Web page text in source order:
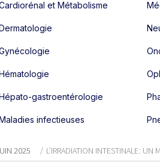
et Métabolisme
gastroentérologie
infectieuses
2025 L’IRRADIATION INTESTINALE : UN